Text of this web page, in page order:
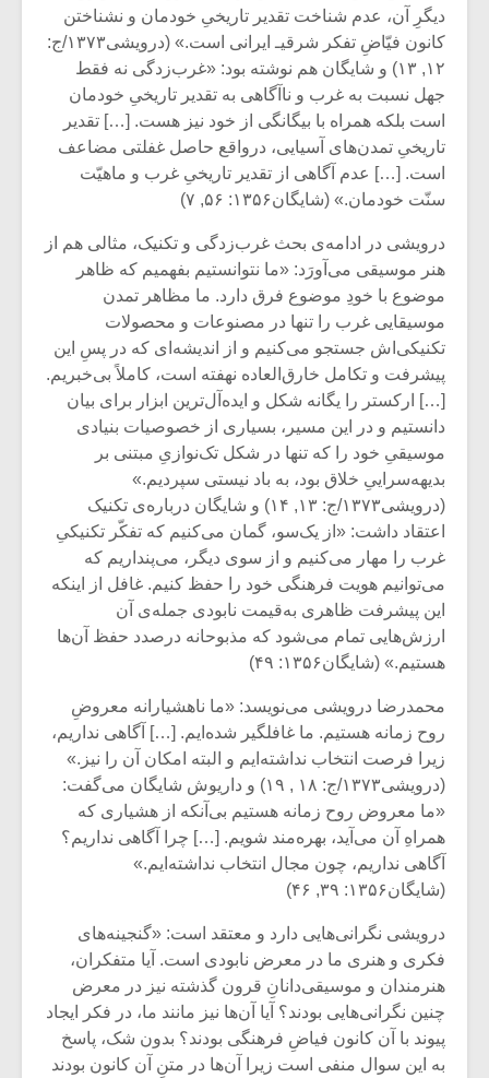
دیگرِ آن، عدم شناخت تقدیر تاریخیِ خودمان و نشناختن
کانون فیّاضِ تفکر شرقیـ ایرانی است.» (درویشی۱۳۷۳/ج:
۱۲, ۱۳) و شایگان هم نوشته بود: «غرب‌زدگی نه فقط
جهل نسبت به غرب و ناآگاهی به تقدیر تاریخیِ خودمان
است بلکه همراه با بیگانگی از خود نیز هست. […] تقدیر
تاریخیِ تمدن‌های آسیایی، درواقع حاصل غفلتی مضاعف
است. […] عدم آگاهی از تقدیر تاریخیِ غرب و ماهیّت
سنّت خودمان.» (شایگان۱۳۵۶: ۵۶, ۷)
درویشی در ادامه‌ی بحث غرب‌زدگی و تکنیک، مثالی هم از
هنر موسیقی می‌آورَد: «ما نتوانستیم بفهمیم که ظاهر
موضوع با خودِ موضوع فرق دارد. ما مظاهر تمدن
موسیقایی غرب را تنها در مصنوعات و محصولات
تکنیکی‌اش جستجو می‌کنیم و از اندیشه‌ای که در پسِ این
پیشرفت و تکامل خارق‌العاده نهفته است، کاملاً بی‌خبریم.
[…] ارکستر را یگانه شکل و ایده‌آل‌ترین ابزار برای بیان
دانستیم و در این مسیر، بسیاری از خصوصیات بنیادی
موسیقیِ خود را که تنها در شکل تک‌نوازیِ مبتنی بر
بدیهه‌سراییِ خلاق بود، به باد نیستی سپردیم.»
(درویشی۱۳۷۳/ج: ۱۳, ۱۴) و شایگان درباره‌ی تکنیک
اعتقاد داشت: «از یک‌سو، گمان می‌کنیم که تفکّر تکنیکیِ
غرب را مهار می‌کنیم و از سوی دیگر، می‌پنداریم که
می‌توانیم هویت فرهنگی خود را حفظ کنیم. غافل از اینکه
این پیشرفت ظاهری به‌قیمت نابودی جمله‌ی آن
ارزش‌هایی تمام می‌شود که مذبوحانه درصدد حفظ آن‌ها
هستیم.» (شایگان۱۳۵۶: ۴۹)
محمدرضا درویشی می‌نویسد: «ما ناهشیارانه معروضِ
روح زمانه هستیم. ما غافلگیر شده‌ایم. […] آگاهی نداریم،
زیرا فرصت انتخاب نداشته‌ایم و البته امکان آن را نیز.»
(درویشی۱۳۷۳/ج: ۱۸ , ۱۹) و داریوش شایگان می‌گفت:
«ما معروض روح زمانه هستیم بی‌آنکه از هشیاری که
همراهِ آن می‌آید، بهره‌مند شویم. […] چرا آگاهی نداریم؟
آگاهی نداریم، چون مجال انتخاب نداشته‌ایم.»
(شایگان۱۳۵۶: ۳۹, ۴۶)
درویشی نگرانی‌هایی دارد و معتقد است: «گنجینه‌های
فکری و هنری ما در معرض نابودی است. آیا متفکران،
هنرمندان و موسیقی‌دانانِ قرون گذشته نیز در معرض
چنین نگرانی‌هایی بودند؟ آیا آن‌ها نیز مانند ما، در فکر ایجاد
پیوند با آن کانون فیاضِ فرهنگی بودند؟ بدون شک، پاسخ
به این سوال منفی است زیرا آن‌ها در متنِ آن کانون بودند
میکلوش روژا
یادداشتی بر موسیقی
شیش و نیم»
اگر نمی توانی
مشهورترین باشی،
بدنام ترین باش
موسیقی